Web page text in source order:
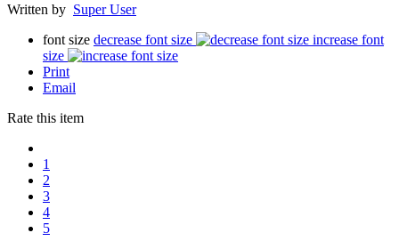
Written by Super User
font size decrease font size
increase font
size
Print
Email
Rate this item
1
2
3
4
5